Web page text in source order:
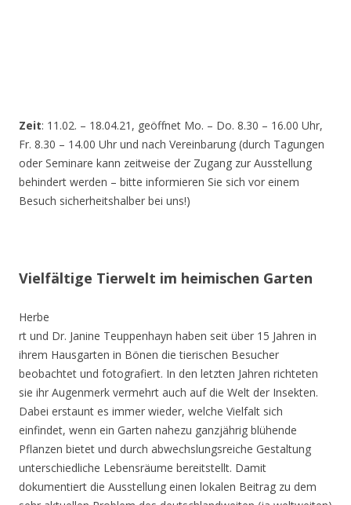
Zeit: 11.02. – 18.04.21, geöffnet Mo. – Do. 8.30 – 16.00 Uhr,
Fr. 8.30 – 14.00 Uhr und nach Vereinbarung (durch Tagungen
oder Seminare kann zeitweise der Zugang zur Ausstellung
behindert werden – bitte informieren Sie sich vor einem
Besuch sicherheitshalber bei uns!)
Vielfältige Tierwelt im heimischen Garten
Herbe
rt und Dr. Janine Teuppenhayn haben seit über 15 Jahren in
ihrem Hausgarten in Bönen die tierischen Besucher
beobachtet und fotografiert. In den letzten Jahren richteten
sie ihr Augenmerk vermehrt auch auf die Welt der Insekten.
Dabei erstaunt es immer wieder, welche Vielfalt sich
einfindet, wenn ein Garten nahezu ganzjährig blühende
Pflanzen bietet und durch abwechslungsreiche Gestaltung
unterschiedliche Lebensräume bereitstellt. Damit
dokumentiert die Ausstellung einen lokalen Beitrag zu dem